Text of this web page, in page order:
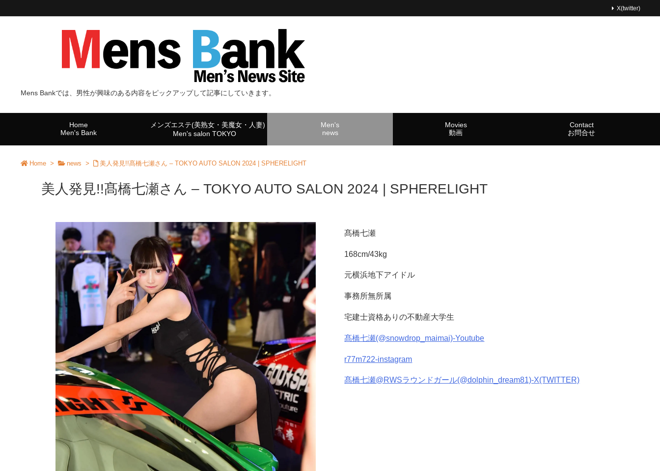
Mens Bankでは、男性が興味のある内容をピックアップして記事にしていきます。
Home
Men's Bank
メンズエステ(美熟女・美魔女・人妻)
Men's salon TOKYO
Men's
news
Movies
動画
Contact
お問合せ
X(twitter)
Home > news > 美人発見!!髙橋七瀬さん – TOKYO AUTO SALON 2024 | SPHERELIGHT
美人発見!!髙橋七瀬さん – TOKYO AUTO SALON 2024 | SPHERELIGHT
髙橋七瀬
168cm/43kg
元横浜地下アイドル
事務所無所属
宅建士資格ありの不動産大学生
髙橋七瀬(@snowdrop_maimai)-Youtube
r77m722-instagram
髙橋七瀬@RWSラウンドガール(@dolphin_dream81)-X(TWITTER)